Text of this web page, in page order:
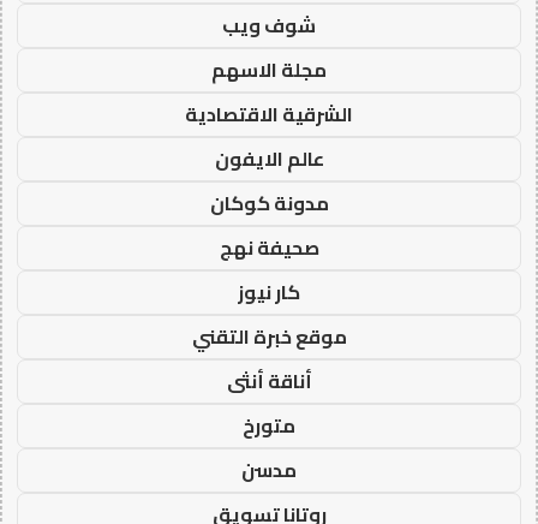
شوف ويب
مجلة الاسهم
الشرقية الاقتصادية
عالم الايفون
مدونة كوكان
صحيفة نهج
كار نيوز
موقع خبرة التقني
أناقة أنثى
متورخ
مدسن
روتانا تسويق